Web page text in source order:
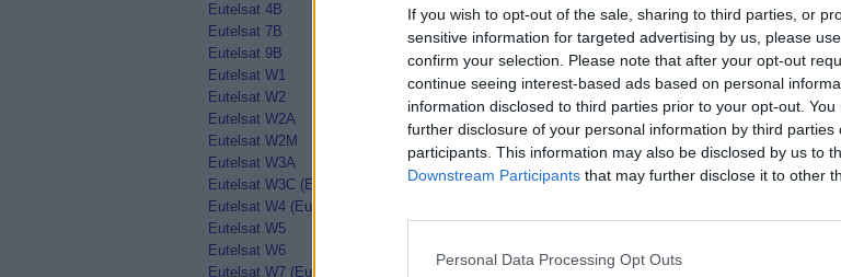
If you wish to opt-out of the sale, sharing to third parties, or
sensitive information for targeted advertising by us, please
confirm your selection. Please note that after your opt-out
continue seeing interest-based ads based on personal
information disclosed to third parties prior to your opt-out.
further disclosure of your personal information by third parties
participants. This information may also be disclosed by us to
Downstream Participants that may further disclose it to other
Personal Data Processing Opt Outs
Eutelsat 4B
Eutelsat 7B
Eutelsat 9B
Eutelsat W1
Eutelsat W2
Eutelsat W2A
Eutelsat W2M
Eutelsat W3A
Eutelsat W3C (Eutelsat 16A)
Eutelsat W4 (Eutelsat 36A)
Eutelsat W5
Eutelsat W6
Eutelsat W7 (Eutelsat 36B)